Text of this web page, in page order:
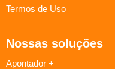
Termos de Uso
Nossas soluções
Apontador +